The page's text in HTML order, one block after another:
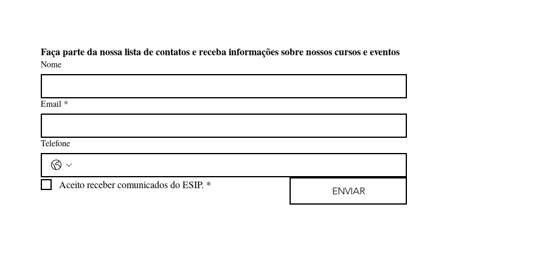
Faça parte da nossa lista de contatos e receba informações sobre nossos cursos e eventos
Nome
Email *
Telefone
Aceito receber comunicados do ESIP. *
ENVIAR